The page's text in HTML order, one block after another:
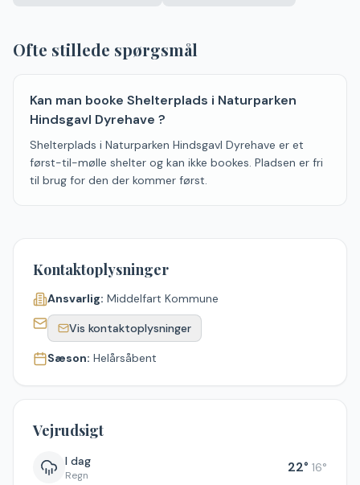
Ofte stillede spørgsmål
Kan man booke Shelterplads i Naturparken
Hindsgavl Dyrehave ?
Shelterplads i Naturparken Hindsgavl Dyrehave er et
først-til-mølle shelter og kan ikke bookes. Pladsen er fri
til brug for den der kommer først.
Kontaktoplysninger
Ansvarlig: Middelfart Kommune
Vis kontaktoplysninger
Sæson: Helårsåbent
Vejrudsigt
I dag
Regn 22° 16°